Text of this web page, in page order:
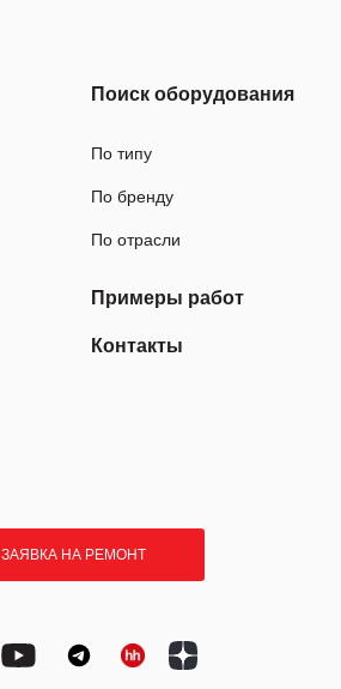
Поиск оборудования
По типу
По бренду
По отрасли
Примеры работ
Контакты
ЗАЯВКА НА РЕМОНТ